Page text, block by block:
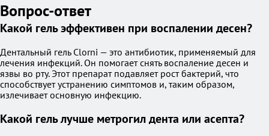
Вопрос-ответ
Какой гель эффективен при воспалении десен?
Дентальный гель Clorni — это антибиотик, применяемый для
лечения инфекций. Он помогает снять воспаление десен и
язвы во рту. Этот препарат подавляет рост бактерий, что
способствует устранению симптомов и, таким образом,
излечивает основную инфекцию.
Какой гель лучше метрогил дента или асепта?